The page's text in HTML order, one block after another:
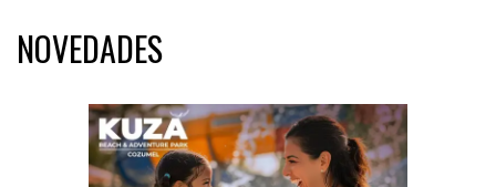
NOVEDADES